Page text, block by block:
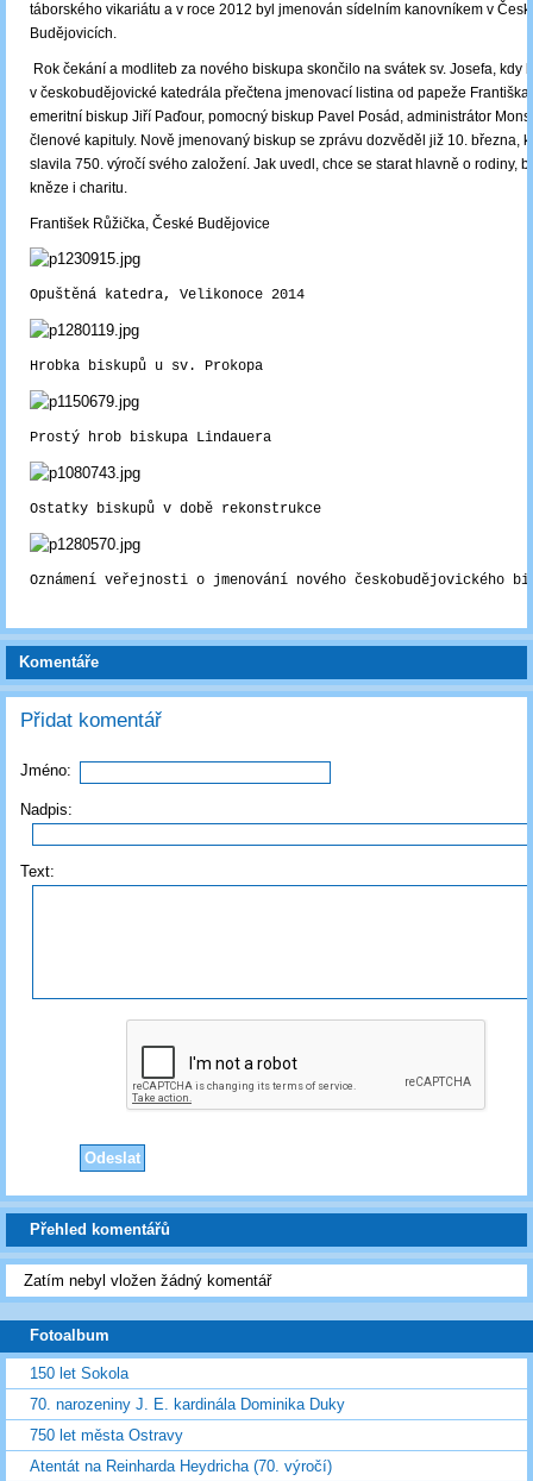
táborského vikariátu a v roce 2012 byl jmenován sídelním kanovníkem v
Budějovicích.
Rok čekání a modliteb za nového biskupa skončilo na svátek sv. Josefa, kdy
v českobudějovické katedrála přečtena jmenovací listina od papeže
emeritní biskup Jiří Paďour, pomocný biskup Pavel Posád, administrátor
členové kapituly. Nově jmenovaný biskup se zprávu dozvěděl již 10. března,
slavila 750. výročí svého založení. Jak uvedl, chce se starat hlavně o rodiny,
kněze i charitu.
František Růžička, České Budějovice
Opuštěná katedra, Velikonoce 2014
Hrobka biskupů u sv. Prokopa
Prostý hrob biskupa Lindauera
Ostatky biskupů v době rekonstrukce
Oznámení veřejnosti o jmenování nového českobudějovického
Komentáře
Přidat komentář
Jméno:
Nadpis:
Text:
Přehled komentářů
Zatím nebyl vložen žádný komentář
Fotoalbum
150 let Sokola
70. narozeniny J. E. kardinála Dominika Duky
750 let města Ostravy
Atentát na Reinharda Heydricha (70. výročí)